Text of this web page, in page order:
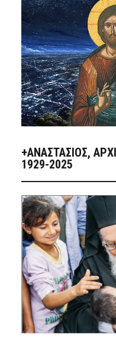
+ΑΝΑΣΤΆΣΙΟΣ,
1929-2025